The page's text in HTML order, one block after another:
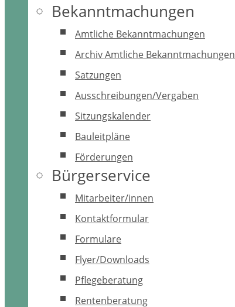
Bekanntmachungen
Amtliche Bekanntmachungen
Archiv Amtliche Bekanntmachungen
Satzungen
Ausschreibungen/Vergaben
Sitzungskalender
Bauleitpläne
Förderungen
Bürgerservice
Mitarbeiter/innen
Kontaktformular
Formulare
Flyer/Downloads
Pflegeberatung
Rentenberatung